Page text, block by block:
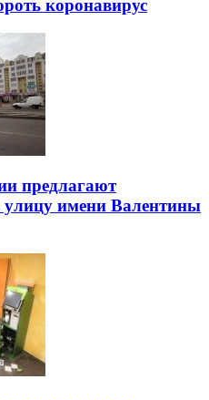
коронавирус
предлагают
улицу имени Валентины